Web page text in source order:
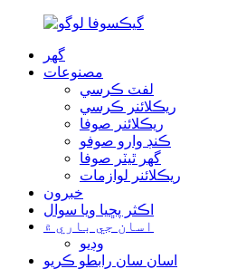
گھر
مصنوعات
لفٽ ڪرسي
ريڪلائنر ڪرسي
ريڪلائنر صوفا
ڪنڊ وارو صوفو
گھر ٿيٽر صوفا
ريڪلائنر لوازمات
خبرون
اڪثر پڇيا ويا سوال
اسان جي باري ۾
وڊيو
اسان سان رابطو ڪريو